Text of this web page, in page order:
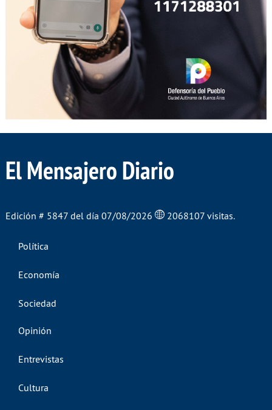
El Mensajero Diario
Edición # 5847 del día 07/08/2026 2068107 visitas.
Política
Economía
Sociedad
Opinión
Entrevistas
Cultura